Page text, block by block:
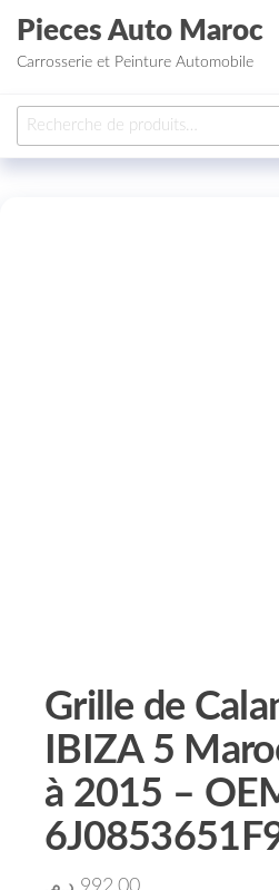
Aller au contenu
Pieces Auto Maroc
Carrosserie et Peinture Automobile
Recherche pour :
Grille de
IBIZA 5
à 2015 –